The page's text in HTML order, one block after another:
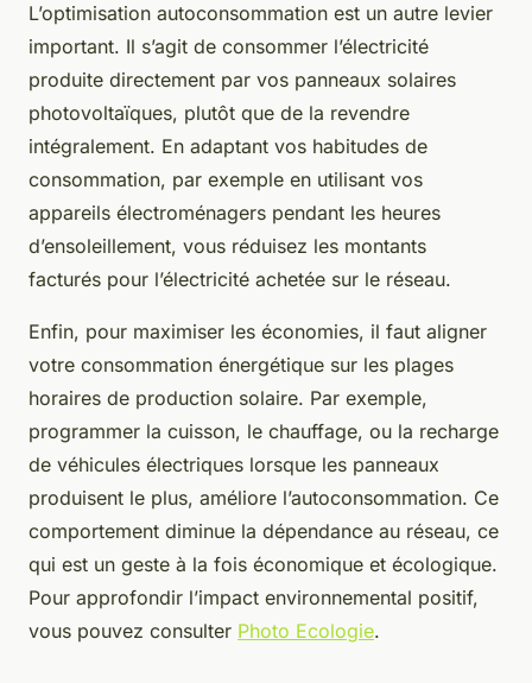
L’optimisation autoconsommation est un autre levier
important. Il s’agit de consommer l’électricité
produite directement par vos panneaux solaires
photovoltaïques, plutôt que de la revendre
intégralement. En adaptant vos habitudes de
consommation, par exemple en utilisant vos
appareils électroménagers pendant les heures
d’ensoleillement, vous réduisez les montants
facturés pour l’électricité achetée sur le réseau.
Enfin, pour maximiser les économies, il faut aligner
votre consommation énergétique sur les plages
horaires de production solaire. Par exemple,
programmer la cuisson, le chauffage, ou la recharge
de véhicules électriques lorsque les panneaux
produisent le plus, améliore l’autoconsommation. Ce
comportement diminue la dépendance au réseau, ce
qui est un geste à la fois économique et écologique.
Pour approfondir l’impact environnemental positif,
vous pouvez consulter Photo Ecologie.